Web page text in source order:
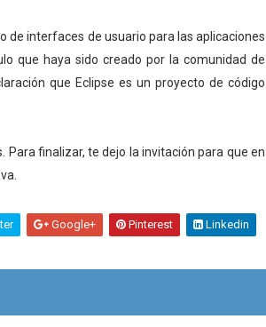
de interfaces de usuario para las aplicaciones
que haya sido creado por la comunidad de
que Eclipse es un proyecto de código
Para finalizar, te dejo la invitación para que en
Google+ Pinterest Linkedin